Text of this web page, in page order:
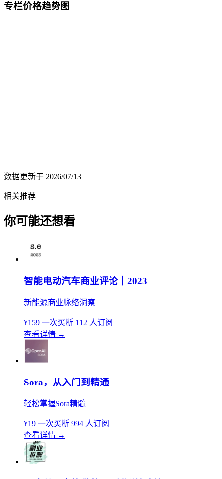
专栏价格趋势图
数据更新于 2026/07/13
相关推荐
你可能还想看
智能电动汽车商业评论｜2023
新能源商业脉络洞察
¥159 一次买断 112 人订阅
查看详情 →
Sora，从入门到精通
轻松掌握Sora精髓
¥19 一次买断 994 人订阅
查看详情 →